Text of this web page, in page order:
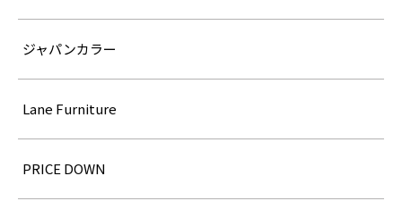
ジャパンカラー
Lane Furniture
PRICE DOWN